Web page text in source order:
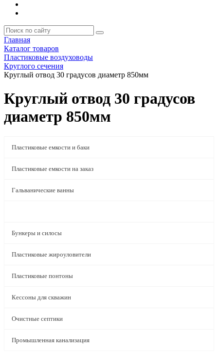
Главная
Каталог товаров
Пластиковые воздуховоды
Круглого сечения
Круглый отвод 30 градусов диаметр 850мм
Круглый отвод 30 градусов
диаметр 850мм
Пластиковые емкости и баки
Пластиковые емкости на заказ
Гальванические ванны
Бункеры и силосы
Пластиковые жироуловители
Пластиковые понтоны
Кессоны для скважин
Очистные септики
Промышленная канализация